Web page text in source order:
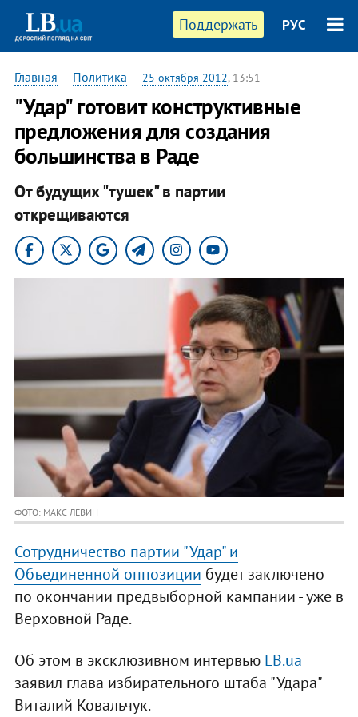
Поддержать РУС
Главная — Политика — 25 октября 2012, 13:51
"Удар" готовит конструктивные
предложения для создания
большинства в Раде
От будущих "тушек" в партии
открещиваются
ФОТО: МАКС ЛЕВИН
Сотрудничество партии "Удар" и
Объединенной оппозиции будет заключено
по окончании предвыборной кампании - уже в
Верховной Раде.
Об этом в эксклюзивном интервью LB.ua
заявил глава избирательного штаба "Удара"
Виталий Ковальчук.